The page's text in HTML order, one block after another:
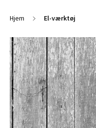
Hjem El-værktøj